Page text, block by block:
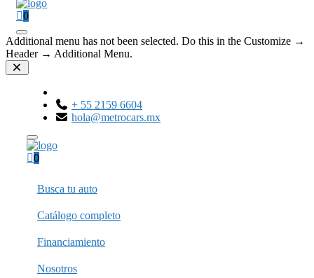
0
Additional menu has not been selected. Do this in the Customize →
Header → Additional Menu.
+ 55 2159 6604
hola@metrocars.mx
0
Busca tu auto
Catálogo completo
Financiamiento
Nosotros